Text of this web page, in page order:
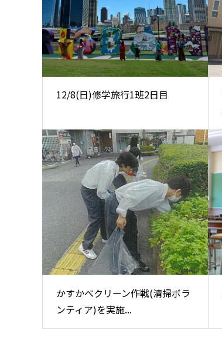
12/8(日)修学旅行1班2日目
かすかべクリーン作戦(清掃ボラ
ンティア)を実施...